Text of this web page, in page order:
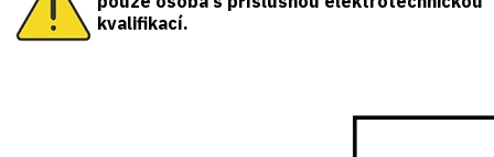
kvalifikací.